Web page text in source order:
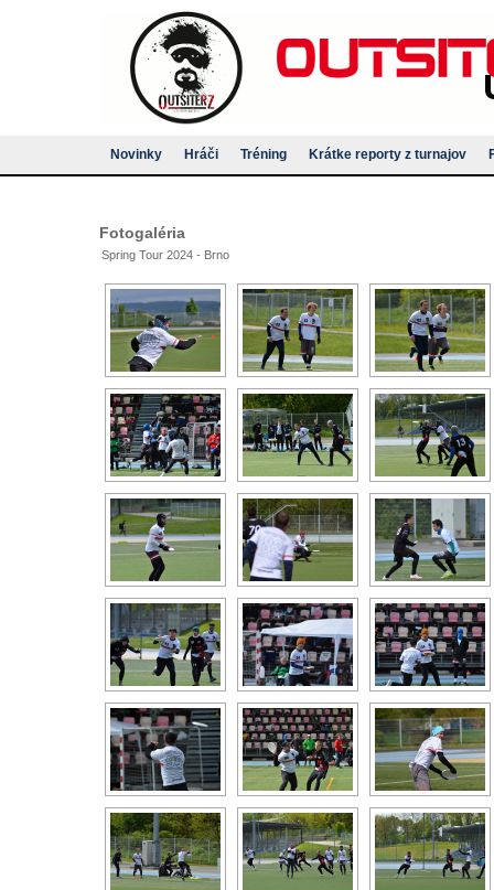
Novinky Hráči Tréning Krátke reporty z turnajov
Fotogaléria
Spring Tour 2024 - Brno